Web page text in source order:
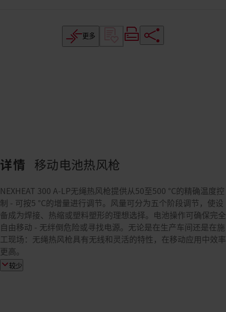
更多
详情 移动电池热风枪
NEXHEAT 300 A-LP无绳热风枪提供从50至500 °C的精确温度控
制 - 可按5 °C的增量进行调节。风量可分为五个阶段调节，使设
备成为焊接、热缩或塑料塑形的理想选择。电池操作可确保完全
自由移动 - 无绊倒危险或寻找电源。无论是在生产车间还是在施
工现场：无绳热风枪具有无线和灵活的特性，在移动应用中效率
更高。
较少